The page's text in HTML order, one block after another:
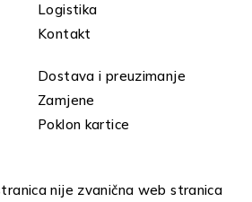
Logistika
Kontakt
Dostava i preuzimanje
Zamjene
Poklon kartice
nije zvanična web stranica